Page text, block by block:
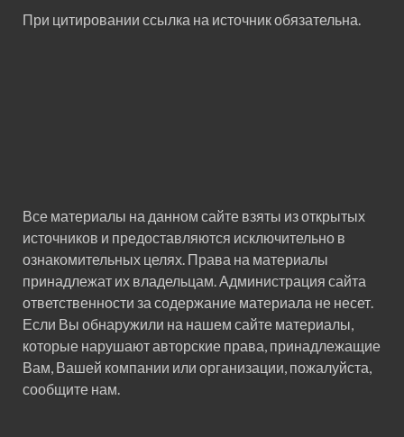
При цитировании ссылка на источник обязательна.
Все материалы на данном сайте взяты из открытых
источников и предоставляются исключительно в
ознакомительных целях. Права на материалы
принадлежат их владельцам. Администрация сайта
ответственности за содержание материала не несет.
Если Вы обнаружили на нашем сайте материалы,
которые нарушают авторские права, принадлежащие
Вам, Вашей компании или организации, пожалуйста,
сообщите нам.